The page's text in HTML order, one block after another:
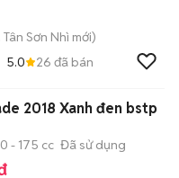
Tân Sơn Nhì mới)
5.0 26 đã bán
2018 Xanh đen bstp
- 175 cc Đã sử dụng